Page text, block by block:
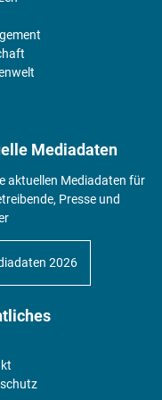
Mediadaten
aktuellen Mediadaten für
Presse und
2026